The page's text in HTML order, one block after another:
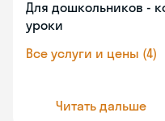
Для дошкольников -
уроки
Все услуги и цены (4)
Читать дальше